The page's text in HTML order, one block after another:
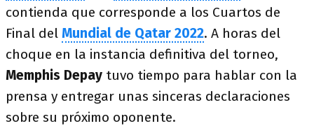
contienda que corresponde a los Cuartos de
Final del Mundial de Qatar 2022. A horas del
choque en la instancia definitiva del torneo,
Memphis Depay tuvo tiempo para hablar con la
prensa y entregar unas sinceras declaraciones
sobre su próximo oponente.